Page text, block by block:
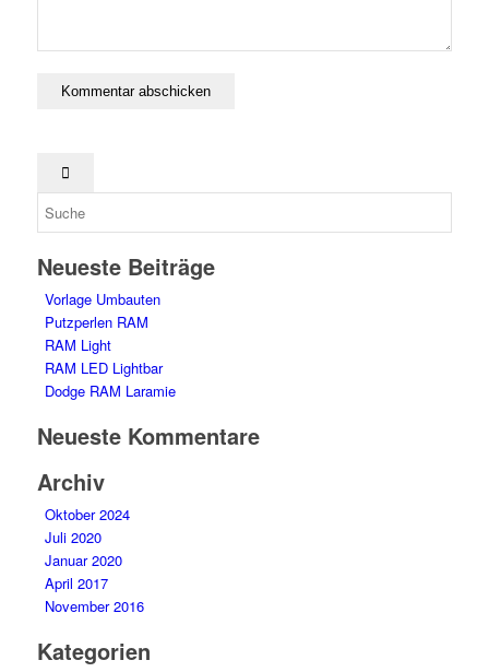
Neueste Beiträge
Vorlage Umbauten
Putzperlen RAM
RAM Light
RAM LED Lightbar
Dodge RAM Laramie
Neueste Kommentare
Archiv
Oktober 2024
Juli 2020
Januar 2020
April 2017
November 2016
Kategorien